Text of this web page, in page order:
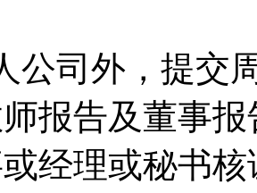
公司外，提交
报告及董事
经理或秘书核